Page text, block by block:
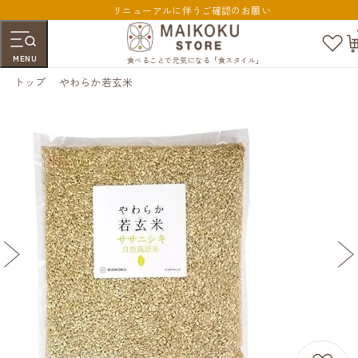
リニューアルに伴うご確認のお願い
MENU 食べることで元気になる「食スタイル」
お
気
トップ やわらか若玄米